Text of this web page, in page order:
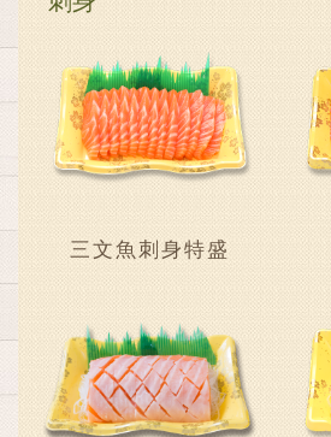
三文魚刺身特盛